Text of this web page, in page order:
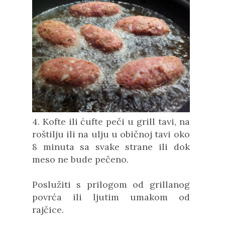
4. Kofte ili ćufte peči u grill tavi, na
roštilju ili na ulju u običnoj tavi oko
8 minuta sa svake strane ili dok
meso ne bude pečeno.
Poslužiti s prilogom od grillanog
povrća ili ljutim umakom od
rajčice.